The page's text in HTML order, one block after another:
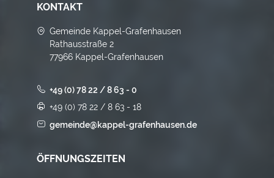
KONTAKT
Gemeinde Kappel-Grafenhausen
Rathausstraße 2
77966 Kappel-Grafenhausen
+49 (0) 78 22 / 8 63 - 0
+49 (0) 78 22 / 8 63 - 18
gemeinde@kappel-grafenhausen.de
ÖFFNUNGSZEITEN